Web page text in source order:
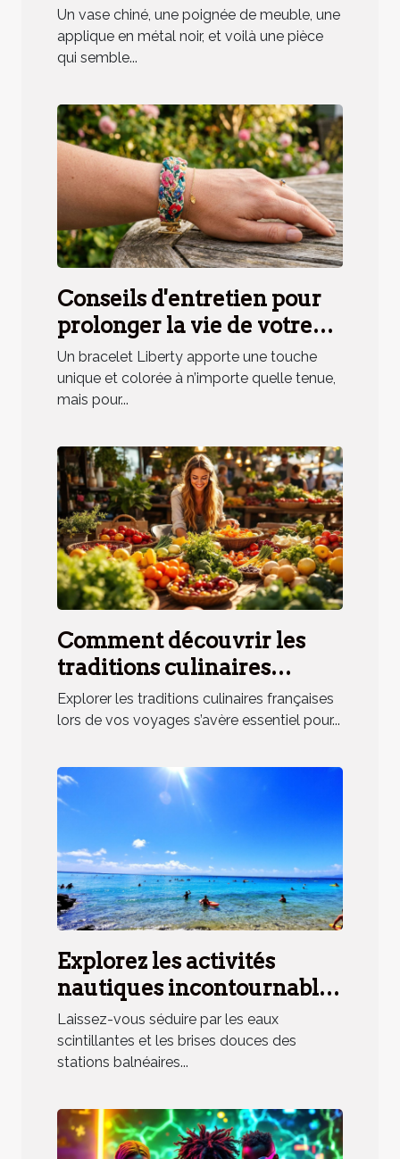
déco, mythe ou réalité ?
Un vase chiné, une poignée de meuble, une
applique en métal noir, et voilà une pièce
qui semble...
Conseils d'entretien pour
prolonger la vie de votre
bracelet Liberty
Un bracelet Liberty apporte une touche
unique et colorée à n’importe quelle tenue,
mais pour...
Comment découvrir les
traditions culinaires
françaises lors de vos
voyages ?
Explorer les traditions culinaires françaises
lors de vos voyages s’avère essentiel pour...
Explorez les activités
nautiques incontournables
en station balnéaire
méridionale
Laissez-vous séduire par les eaux
scintillantes et les brises douces des
stations balnéaires...